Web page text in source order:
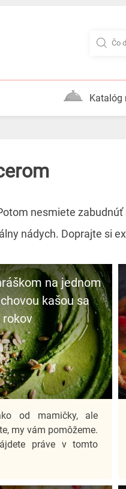
Katalóg
nesmiete
nádych. Doprajte si
na jednom
kašou sa
od mamičky, ale
my vám pomôžeme.
práve v tomto